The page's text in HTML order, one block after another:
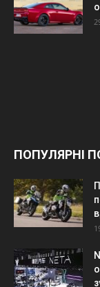
ПОПУЛЯРНІ